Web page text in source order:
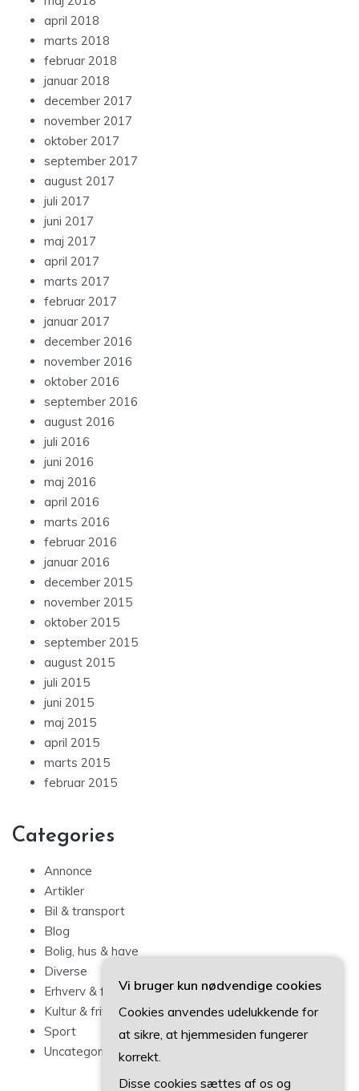
april 2018
marts 2018
februar 2018
januar 2018
december 2017
november 2017
oktober 2017
september 2017
august 2017
juli 2017
juni 2017
maj 2017
april 2017
marts 2017
februar 2017
januar 2017
december 2016
november 2016
oktober 2016
september 2016
august 2016
juli 2016
juni 2016
maj 2016
april 2016
marts 2016
februar 2016
januar 2016
december 2015
november 2015
oktober 2015
september 2015
august 2015
juli 2015
juni 2015
maj 2015
april 2015
marts 2015
februar 2015
Categories
Annonce
Artikler
Bil & transport
Blog
Bolig, hus & have
Diverse
Erhverv & forbrug
Kultur & fritid
Sport
Uncategorized
Vi bruger kun nødvendige cookies
Cookies anvendes udelukkende for
at sikre, at hjemmesiden fungerer
korrekt.
Disse cookies sættes af os og